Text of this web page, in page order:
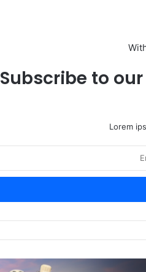
Subscribe to
Lorem